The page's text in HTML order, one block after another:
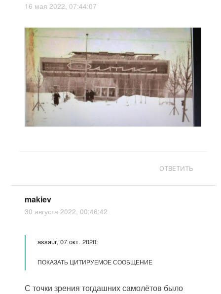
16 мая 2022, 07:44:07
ОТВЕТИТЬ
makiev
30 августа 2022, 00:46:42
assaur, 07 окт. 2020:
ПОКАЗАТЬ ЦИТИРУЕМОЕ СООБЩЕНИЕ
С точки зрения тогдашних самолётов было